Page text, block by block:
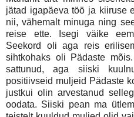
jätad igapäeva töö ja kiiruse
nii, vähemalt minuga ning
reise ette. Isegi väike
Seekord oli aga reis
sihtkohaks oli Pädaste
sattunud, aga siiski
positiivseid muljeid Pädaste
justkui olin arvestanud
oodata. Siiski pean ma